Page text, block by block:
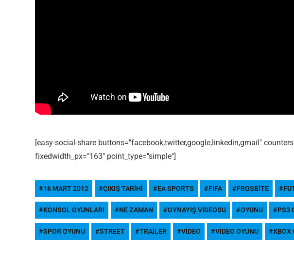
[easy-social-share buttons="facebook,twitter,google,linkedin,gmail"
fixedwidth_px="163" point_type="simple"]
16 MART 2012 ÇIKIŞ TARIHI EA SPORTS FIFA FROSBITE
KONSOL OYUNLARI NE ZAMAN OYNAYIŞ VIDEOSU OYUNU PS3
SPOR OYUNU STREET TRAILER VIDEO VIDEO OYUNU XBOX